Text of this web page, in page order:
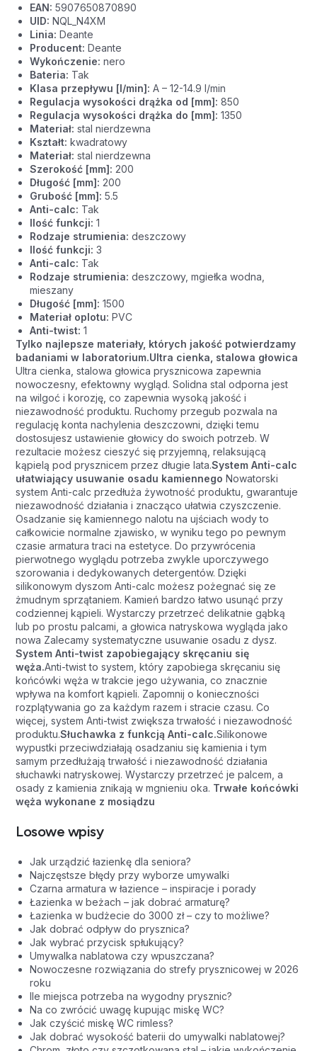
EAN:5907650870890
UID:NQL_N4XM
Linia:Deante
Producent:Deante
Wykończenie:nero
Bateria: Tak
Klasa przepływu [l/min]:A – 12-14.9 l/min
Regulacja wysokości drążka od [mm]:850
Regulacja wysokości drążka do [mm]:1350
Materiał:stal nierdzewna
Kształt:kwadratowy
Materiał:stal nierdzewna
Szerokość [mm]: 200
Długość [mm]: 200
Grubość [mm]:5.5
Anti-calc: Tak
Ilość funkcji:1
Rodzaje strumienia:deszczowy
Ilość funkcji:3
Anti-calc: Tak
Rodzaje strumienia:deszczowy, mgiełka wodna,
mieszany
Długość [mm]:1500
Materiał oplotu:PVC
Anti-twist:1
Tylko najlepsze materiały, których jakość potwierdzamy
badaniami w laboratorium.Ultra cienka, stalowa głowica
Ultra cienka, stalowa głowica prysznicowa zapewnia
nowoczesny, efektowny wygląd. Solidna stal odporna jest
na wilgoć i korozję, co zapewnia wysoką jakość i
niezawodność produktu. Ruchomy przegub pozwala na
regulację konta nachylenia deszczowni, dzięki temu
dostosujesz ustawienie głowicy do swoich potrzeb. W
rezultacie możesz cieszyć się przyjemną, relaksującą
kąpielą pod prysznicem przez długie lata.System Anti-calc
ułatwiający usuwanie osadu kamiennego Nowatorski
system Anti-calc przedłuża żywotność produktu, gwarantuje
niezawodność działania i znacząco ułatwia czyszczenie.
Osadzanie się kamiennego nalotu na ujściach wody to
całkowicie normalne zjawisko, w wyniku tego po pewnym
czasie armatura traci na estetyce. Do przywrócenia
pierwotnego wyglądu potrzeba zwykle uporczywego
szorowania i dedykowanych detergentów. Dzięki
silikonowym dyszom Anti-calc możesz pożegnać się ze
żmudnym sprzątaniem. Kamień bardzo łatwo usunąć przy
codziennej kąpieli. Wystarczy przetrzeć delikatnie gąbką
lub po prostu palcami, a głowica natryskowa wygląda jako
nowa Zalecamy systematyczne usuwanie osadu z dysz.
System Anti-twist zapobiegający skręcaniu się
węża.Anti-twist to system, który zapobiega skręcaniu się
końcówki węża w trakcie jego używania, co znacznie
wpływa na komfort kąpieli. Zapomnij o konieczności
rozplątywania go za każdym razem i stracie czasu. Co
więcej, system Anti-twist zwiększa trwałość i niezawodność
produktu.Słuchawka z funkcją Anti-calc.Silikonowe
wypustki przeciwdziałają osadzaniu się kamienia i tym
samym przedłużają trwałość i niezawodność działania
słuchawki natryskowej. Wystarczy przetrzeć je palcem, a
osady z kamienia znikają w mgnieniu oka. Trwałe końcówki
węża wykonane z mosiądzu
Losowe wpisy
Jak urządzić łazienkę dla seniora?
Najczęstsze błędy przy wyborze umywalki
Czarna armatura w łazience – inspiracje i porady
Łazienka w beżach – jak dobrać armaturę?
Łazienka w budżecie do 3000 zł – czy to możliwe?
Jak dobrać odpływ do prysznica?
Jak wybrać przycisk spłukujący?
Umywalka nablatowa czy wpuszczana?
Nowoczesne rozwiązania do strefy prysznicowej w 2026
roku
Ile miejsca potrzeba na wygodny prysznic?
Na co zwrócić uwagę kupując miskę WC?
Jak czyścić miskę WC rimless?
Jak dobrać wysokość baterii do umywalki nablatowej?